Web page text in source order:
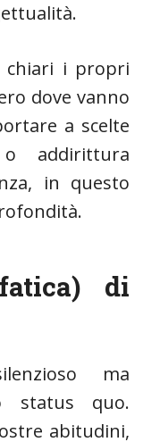
chiari i propri
dove vanno
a scelte
addirittura
in questo
di
ma
status quo.
abitudini,